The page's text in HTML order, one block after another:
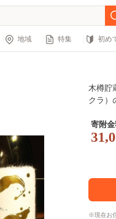
地域 特集 初め
木樽貯
クラ）
寄附
現在お